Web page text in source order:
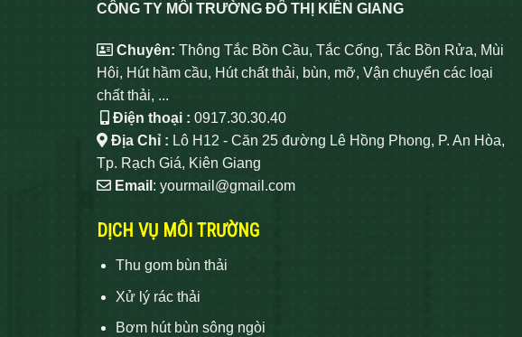
CÔNG TY MÔI TRƯỜNG ĐÔ THỊ KIÊN GIANG
Chuyên: Thông Tắc Bồn Cầu, Tắc Cống, Tắc Bồn Rửa, Mùi
Hôi, Hút hầm cầu, Hút chất thải, bùn, mỡ, Vận chuyển các loại
chất thải, ...
Điện thoại : 0917.30.30.40
Địa Chỉ : Lô H12 - Căn 25 đường Lê Hồng Phong, P. An Hòa,
Tp. Rạch Giá, Kiên Giang
Email : yourmail@gmail.com
DỊCH VỤ MÔI TRƯỜNG
Thu gom bùn thải
Xử lý rác thải
Bơm hút bùn sông ngòi